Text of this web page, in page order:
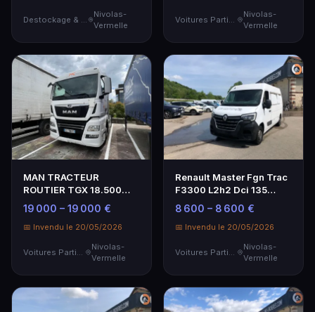
Destockage & Invendus
Nivolas-
Vermelle
Voitures Particulières
Nivolas-
Vermelle
MAN TRACTEUR
ROUTIER TGX 18.500
4X2 BLS SUR
DESIGNATION - Ge…
19 000 – 19 000 €
📅 Invendu le 20/05/2026
Nivolas-
Vermelle
Renault Master Fgn Trac
F3300 L2h2 Dci 135
Grand Confort - G…
8 600 – 8 600 €
📅 Invendu le 20/05/2026
Nivolas-
Vermelle